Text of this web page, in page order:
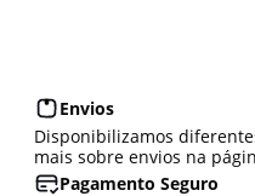
Envios
Disponibilizamos
mais sobre envios na
Pagamento Seguro